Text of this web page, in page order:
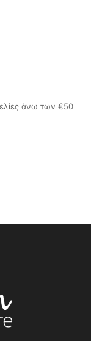
άνω των €50